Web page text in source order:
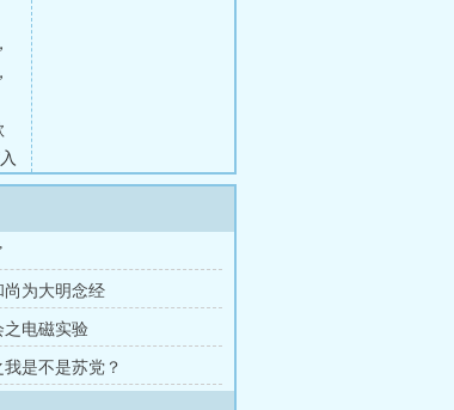
尚为大明念经
之电磁实验
是不是苏党？